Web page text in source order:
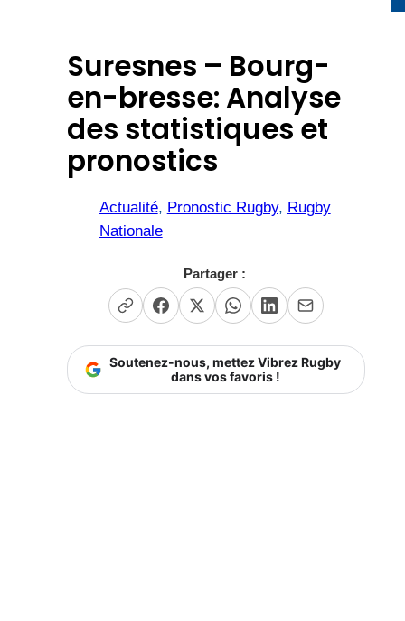
Suresnes – Bourg-
en-bresse: Analyse
des statistiques et
pronostics
Actualité, Pronostic Rugby, Rugby
Nationale
Partager :
Soutenez-nous, mettez Vibrez Rugby
dans vos favoris !